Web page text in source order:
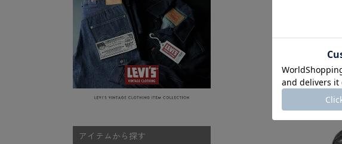
アイテムから探す